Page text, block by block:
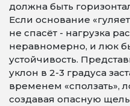
должна быть
Если основание
не спасёт - нагрузка
неравномерно, и люк
устойчивость.
уклон в 2-3 градуса
временем «сползать»,
создавая опасную